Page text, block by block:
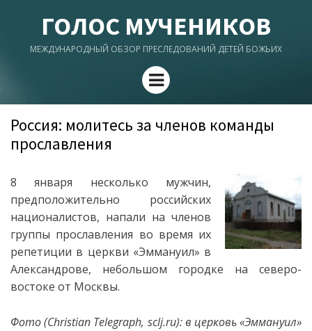
ГОЛОС МУЧЕНИКОВ
МЕЖДУНАРОДНЫЙ ОБЗОР ПРЕСЛЕДОВАНИЙ ДЕТЕЙ БОЖЬИХ
Menu
Россия: молитесь за членов команды
прославления
8 января несколько мужчин,
предположительно российских
националистов, напали на членов
группы прославления во время их
репетиции в церкви «Эммануил» в
Александрове, небольшом городке на северо-
востоке от Москвы.
Фото(Christian Telegraph, sclj.ru): в церковь «Эммануил»